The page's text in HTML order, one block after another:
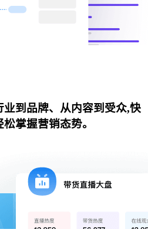
到品牌、从内容到受众,快
掌握营销态势。